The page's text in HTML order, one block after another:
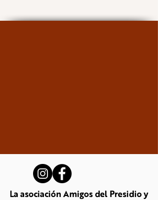
La asociación Amigos del Presidio y